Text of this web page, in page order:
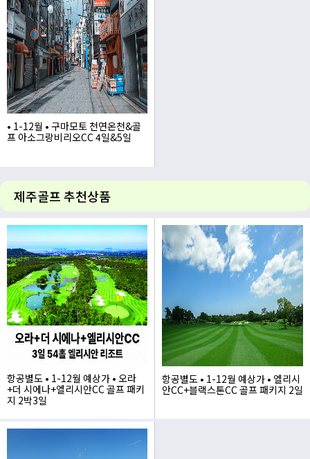
• 1-12월 • 구마모토 천연온천&골
프 아소그랑비리오CC 4일&5일
제주골프 추천상품
항공별도 • 1-12월 예상가 • 오라
+더 시에나+엘리시안CC 골프 패키
지 2박3일
635,000~
항공별도 • 1-12월 예상가 • 엘리시
안CC+블랙스톤CC 골프 패키지 2일